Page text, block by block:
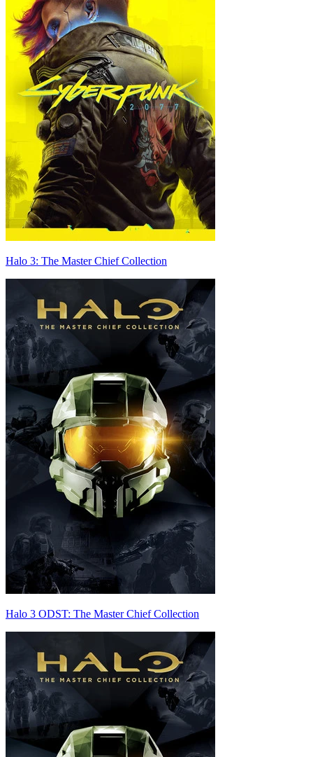
Halo 3: The Master Chief Collection
Halo 3 ODST: The Master Chief Collection